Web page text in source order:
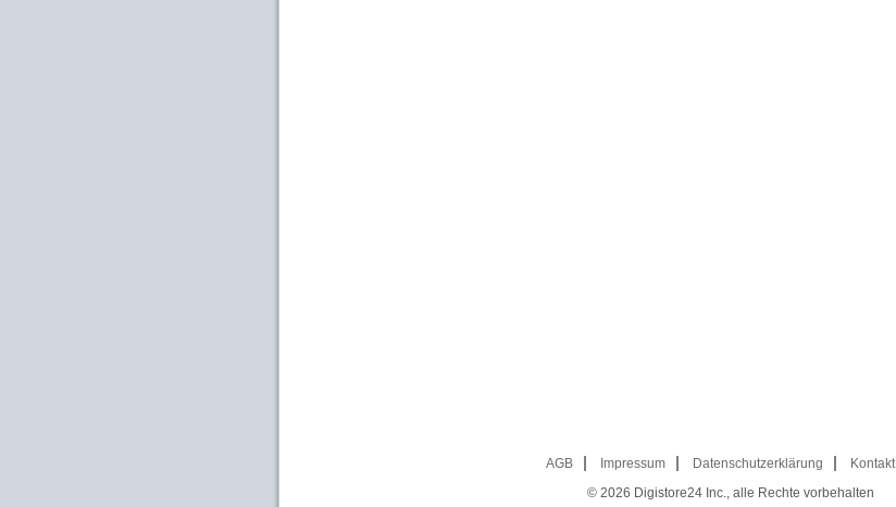
AGB Impressum Datenschutzerklärung
Kontakt
© 2026 Digistore24 Inc., alle Rechte vorbehalten